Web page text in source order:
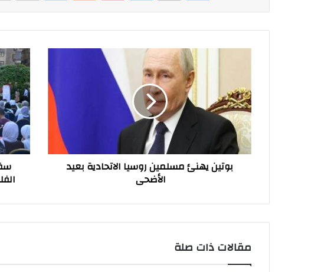
روسيا
الاتحادية
بعيد
الأضحى
بوتين يهنئ مسلمين روسيا الاتحادية بعيد
الأضحى
سفارة
تركيا
تنظم
احتفالية
تجمع
العائلات
بمناسبة
الأضحى
مقالات ذات صلة